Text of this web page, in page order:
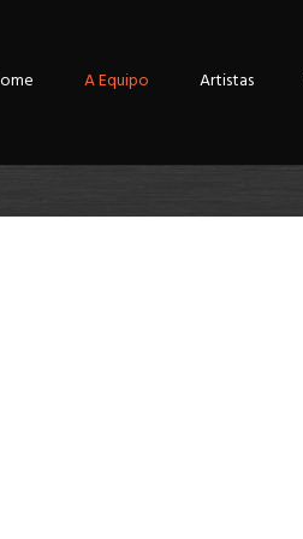
A Equipo Artistas